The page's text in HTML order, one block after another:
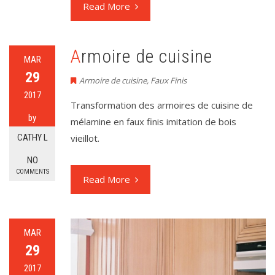
Read More
MAR
29
2017
by
CATHY L
NO
COMMENTS
Armoire de cuisine
Armoire de cuisine, Faux Finis
Transformation des armoires de cuisine de
mélamine en faux finis imitation de bois
vieillot.
Read More
MAR
29
2017